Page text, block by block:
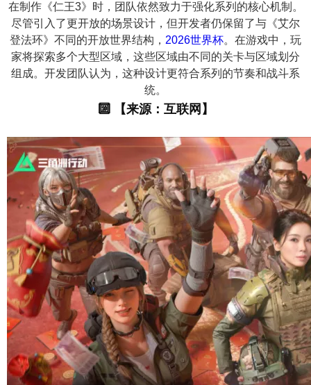
在制作《仁王3》时，团队依然致力于强化系列的核心机制。
尽管引入了更开放的场景设计，但开发者仍保留了与《艾尔
登法环》不同的开放世界结构， 2026世界杯。在游戏中，玩
家将探索多个大型区域，这些区域由不同的关卡与区域划分
组成。开发团队认为，这种设计更符合系列的节奏和战斗系
统。
🔟 【来源：互联网】